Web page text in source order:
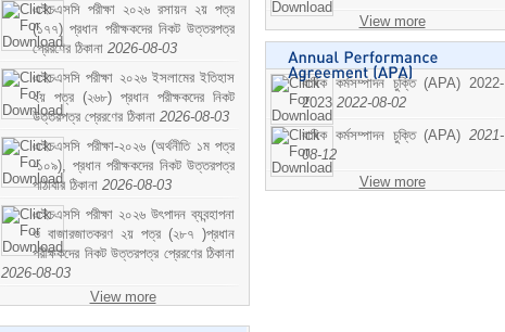
এইচএসসি পরীক্ষা ২০২৬ রসায়ন ২য় পত্র
(১৭৭) প্রধান পরীক্ষকদের নিকট উত্তরপত্র
প্রেরণের ঠিকানা 2026-08-03
এইচএসসি পরীক্ষা ২০২৬ ইসলামের ইতিহাস
২য় পত্র (২৬৮) প্রধান পরীক্ষকদের নিকট
উত্তরপত্র প্রেরণের ঠিকানা 2026-08-03
এইচএসসি পরীক্ষা-২০২৬ (অর্থনীতি ১ম পত্র
-১০৯), প্রধান পরীক্ষকদের নিকট উত্তরপত্র
পাঠাবার ঠিকানা 2026-08-03
এইচএসসি পরীক্ষা ২০২৬ উৎপাদন ব্যবন্হাপনা
ও বাজারজাতকরণ ২য় পত্র (২৮৭ )প্রধান
পরীক্ষকদের নিকট উত্তরপত্র প্রেরণের ঠিকানা
2026-08-03
View more
View more
বাষিক কর্মসম্পাদন চুক্তি (APA) 2022-
2023 2022-08-02
বাষিক কর্মসম্পাদন চুক্তি (APA) 2021-
08-12
View more